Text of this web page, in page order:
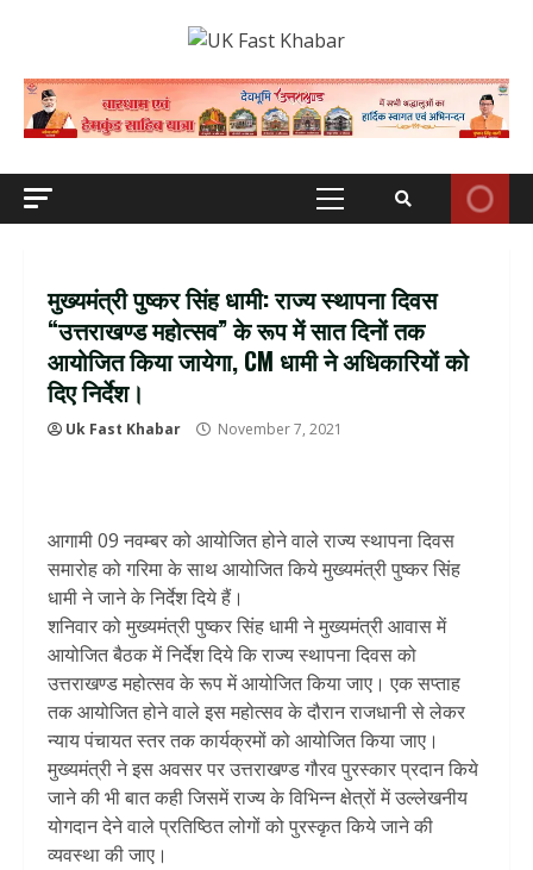
Primary
मुख्यमंत्री पुष्कर सिंह धामी: राज्य स्थापना दिवस
“उत्तराखण्ड महोत्सव” के रूप में सात दिनों तक
आयोजित किया जायेगा, CM धामी ने अधिकारियों को
दिए निर्देश।
Uk Fast Khabar November 7, 2021
आगामी 09 नवम्बर को आयोजित होने वाले राज्य स्थापना दिवस
समारोह को गरिमा के साथ आयोजित किये मुख्यमंत्री पुष्कर सिंह
धामी ने जाने के निर्देश दिये हैं।
शनिवार को मुख्यमंत्री पुष्कर सिंह धामी ने मुख्यमंत्री आवास में
आयोजित बैठक में निर्देश दिये कि राज्य स्थापना दिवस को
उत्तराखण्ड महोत्सव के रूप में आयोजित किया जाए। एक सप्ताह
तक आयोजित होने वाले इस महोत्सव के दौरान राजधानी से लेकर
न्याय पंचायत स्तर तक कार्यक्रमों को आयोजित किया जाए।
मुख्यमंत्री ने इस अवसर पर उत्तराखण्ड गौरव पुरस्कार प्रदान किये
जाने की भी बात कही जिसमें राज्य के विभिन्न क्षेत्रों में उल्लेखनीय
योगदान देने वाले प्रतिष्ठित लोगों को पुरस्कृत किये जाने की
व्यवस्था की जाए।